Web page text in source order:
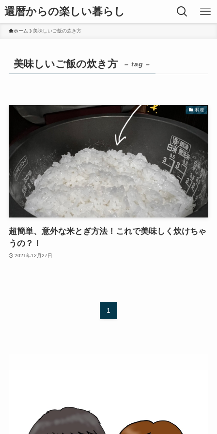
還暦からの楽しい暮らし
ホーム 美味しいご飯の炊き方
美味しいご飯の炊き方 – tag –
料理
超簡単、意外な米とぎ方法！これで美味しく炊けちゃ
うの？！
2021年12月27日
1